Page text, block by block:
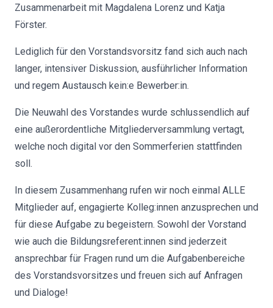
Zusammenarbeit mit Magdalena Lorenz und Katja
Förster.
Lediglich für den Vorstandsvorsitz fand sich auch nach
langer, intensiver Diskussion, ausführlicher Information
und regem Austausch kein:e Bewerber:in.
Die Neuwahl des Vorstandes wurde schlussendlich auf
eine außerordentliche Mitgliederversammlung vertagt,
welche noch digital vor den Sommerferien stattfinden
soll.
In diesem Zusammenhang rufen wir noch einmal ALLE
Mitglieder auf, engagierte Kolleg:innen anzusprechen und
für diese Aufgabe zu begeistern. Sowohl der Vorstand
wie auch die Bildungsreferent:innen sind jederzeit
ansprechbar für Fragen rund um die Aufgabenbereiche
des Vorstandsvorsitzes und freuen sich auf Anfragen
und Dialoge!